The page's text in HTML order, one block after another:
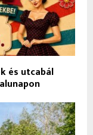
és utcabál